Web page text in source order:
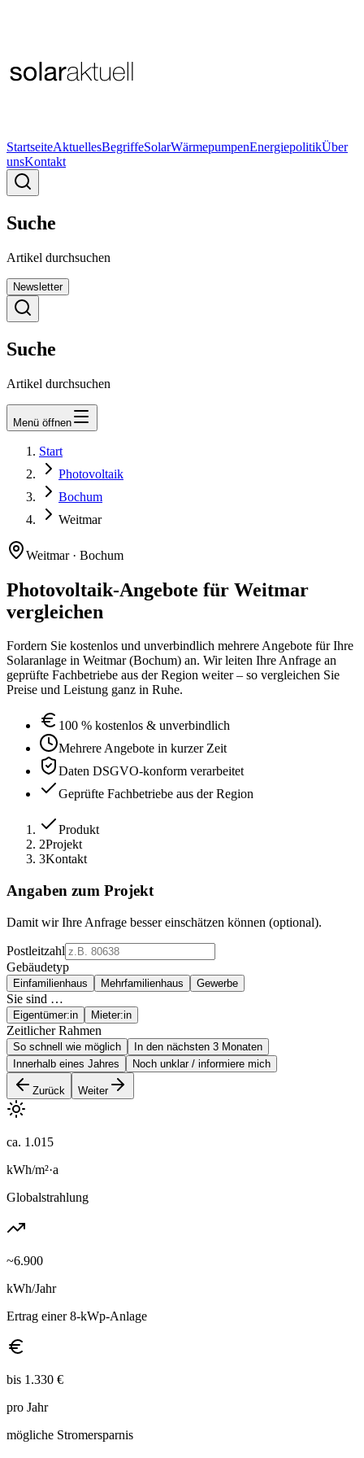
StartseiteAktuellesBegriffeSolarWärmepumpenEnergiepolitikÜber
unsKontakt
Suche
Artikel durchsuchen
Newsletter
Suche
Artikel durchsuchen
Menü öffnen
Newsletter
Start
Photovoltaik
Bochum
Weitmar
Weitmar· Bochum
Photovoltaik-Angebote für Weitmar
vergleichen
Fordern Sie kostenlos und unverbindlich mehrere Angebote für Ihre
Solaranlage in Weitmar(Bochum) an. Wir leiten Ihre Anfrage an
geprüfte Fachbetriebe aus der Region weiter – so vergleichen Sie
Preise und Leistung ganz in Ruhe.
100 % kostenlos & unverbindlich
Mehrere Angebote in kurzer Zeit
Daten DSGVO-konform verarbeitet
Geprüfte Fachbetriebe aus der Region
Produkt
2Projekt
3Kontakt
Angaben zum Projekt
Damit wir Ihre Anfrage besser einschätzen können (optional).
Postleitzahl
Gebäudetyp
Einfamilienhaus Mehrfamilienhaus Gewerbe
Sie sind …
Eigentümer:in Mieter:in
Zeitlicher Rahmen
So schnell wie möglich
In den nächsten 3 Monaten
Innerhalb eines Jahres
Noch unklar / informiere mich
Zurück Weiter
ca. 1.015
kWh/m²·a
Globalstrahlung
~6.900
kWh/Jahr
Ertrag einer 8-kWp-Anlage
bis 1.330 €
pro Jahr
mögliche Stromersparnis